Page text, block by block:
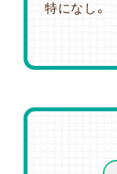
特になし。